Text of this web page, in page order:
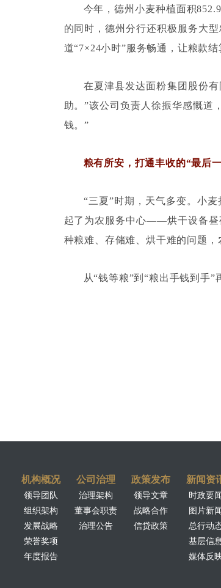
今年，德州小麦种植面积852.9
的同时，德州分行还积极服务大
道“7×24小时”服务畅通，让粮款结
在夏津县发达面粉集团股份
助。”该公司负责人徐振华感慨道
钱。”
粮有所安，打通丰收的“最后
“三夏”时期，天气多变。小
起了为农服务中心——烘干设备
种粮难、存储难、烘干难的问题，
从“钱等粮”到“粮出手钱到手”
机构概况
领导团队
组织架构
发展战略
荣誉奖项
年度报告
公司治理
治理架构
董事会职责
治理公告
政策发布
领导文章
战略合作
信贷政策
新闻资
时政要闻
图片新闻
总行动
基层信
媒体反